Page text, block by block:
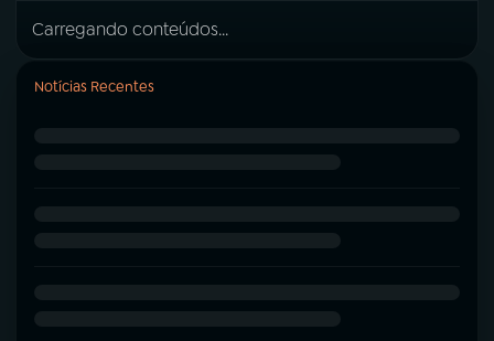
Carregando conteúdos...
Notícias Recentes